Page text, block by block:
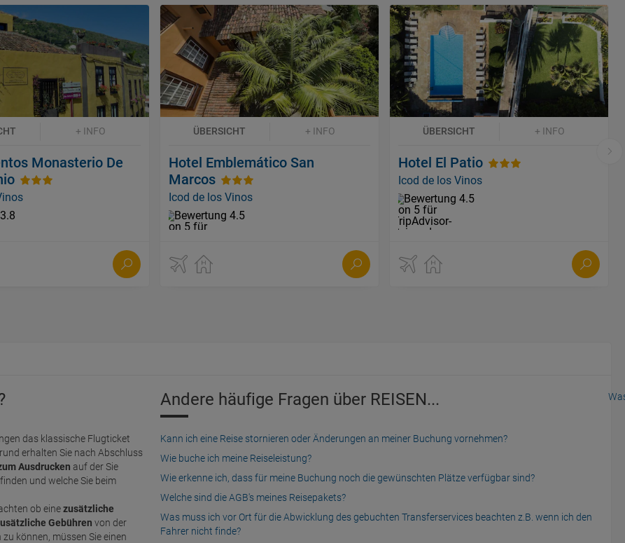
+ INFO
Monasterio De
ÜBERSICHT + INFO
Hotel Emblemático San
Marcos
Icod de los Vinos
ÜBERSICHT + INFO
Hotel El Patio
Icod de los Vinos
das klassische Flugticket
erhalten Sie nach Abschluss
Ausdrucken auf der Sie
und welche Sie beim
ob einezusätzliche
Gebühren von der
Andere häufige Fragen über REISEN...
Kann ich eine Reise stornieren oder Änderungen an meiner Buchung vornehmen?
Wie buche ich meine Reiseleistung?
Wie erkenne ich, dass für meine Buchung noch die gewünschten Plätze verfügbar sind?
Welche sind die AGB's meines Reisepakets?
Was muss ich vor Ort für die Abwicklung des gebuchten Transferservices beachten z.B. wenn ich den
Fahrer nicht finde?